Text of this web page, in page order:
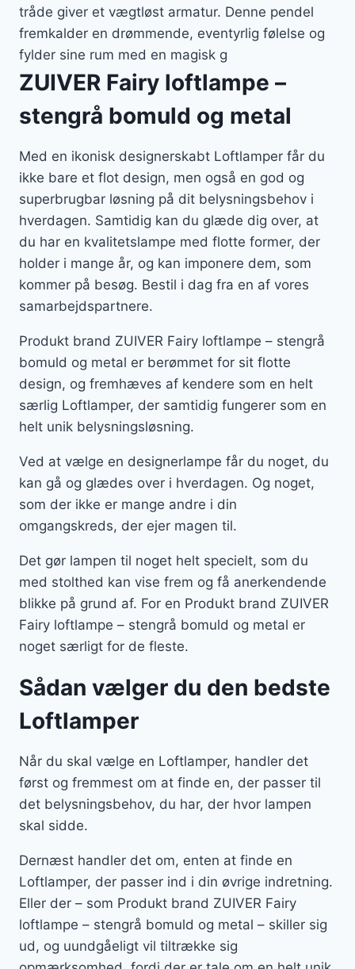
tråde giver et vægtløst armatur. Denne pendel
fremkalder en drømmende, eventyrlig følelse og
fylder sine rum med en magisk g
ZUIVER Fairy loftlampe –
stengrå bomuld og metal
Med en ikonisk designerskabt Loftlamper får du
ikke bare et flot design, men også en god og
superbrugbar løsning på dit belysningsbehov i
hverdagen. Samtidig kan du glæde dig over, at
du har en kvalitetslampe med flotte former, der
holder i mange år, og kan imponere dem, som
kommer på besøg. Bestil i dag fra en af vores
samarbejdspartnere.
Produkt brand ZUIVER Fairy loftlampe – stengrå
bomuld og metal er berømmet for sit flotte
design, og fremhæves af kendere som en helt
særlig Loftlamper, der samtidig fungerer som en
helt unik belysningsløsning.
Ved at vælge en designerlampe får du noget, du
kan gå og glædes over i hverdagen. Og noget,
som der ikke er mange andre i din
omgangskreds, der ejer magen til.
Det gør lampen til noget helt specielt, som du
med stolthed kan vise frem og få anerkendende
blikke på grund af. For en Produkt brand ZUIVER
Fairy loftlampe – stengrå bomuld og metal er
noget særligt for de fleste.
Sådan vælger du den bedste
Loftlamper
Når du skal vælge en Loftlamper, handler det
først og fremmest om at finde en, der passer til
det belysningsbehov, du har, der hvor lampen
skal sidde.
Dernæst handler det om, enten at finde en
Loftlamper, der passer ind i din øvrige indretning.
Eller der – som Produkt brand ZUIVER Fairy
loftlampe – stengrå bomuld og metal – skiller sig
ud, og uundgåeligt vil tiltrække sig